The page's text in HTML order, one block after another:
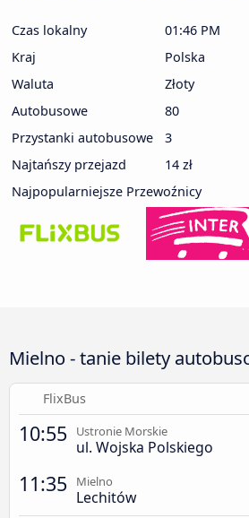
Czas lokalny
01:46 PM
Kraj
Polska
Waluta
Złoty
Autobusowe
80
Przystanki autobusowe
3
Najtańszy przejazd
14 zł
Najpopularniejsze Przewoźnicy
Mielno - tanie bilety
FlixBus
10:55 Ustronie Morskie
ul. Wojska Polskiego
11:35 Mielno
Lechitów